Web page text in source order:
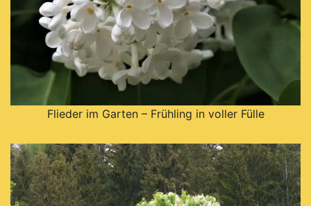
Flieder im Garten – Frühling in voller Fülle